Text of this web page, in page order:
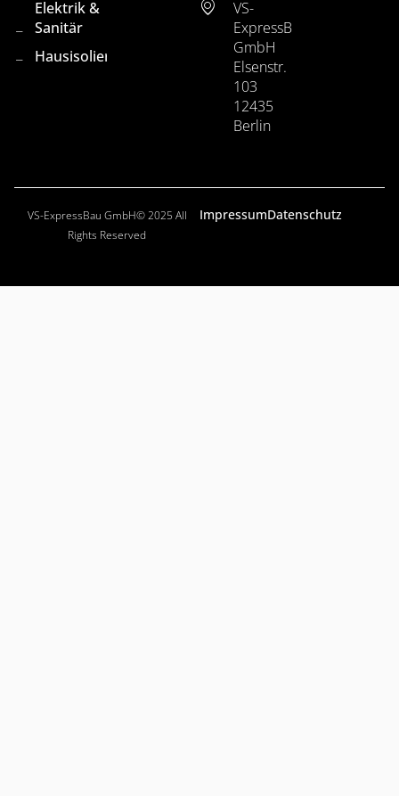
Elektrik &
Sanitär
Hausisolierung
VS-
ExpressBau
GmbH
Elsenstr.
103
12435
Berlin
VS-ExpressBau GmbH© 2025 All
Rights Reserved
ImpressumDatenschutz